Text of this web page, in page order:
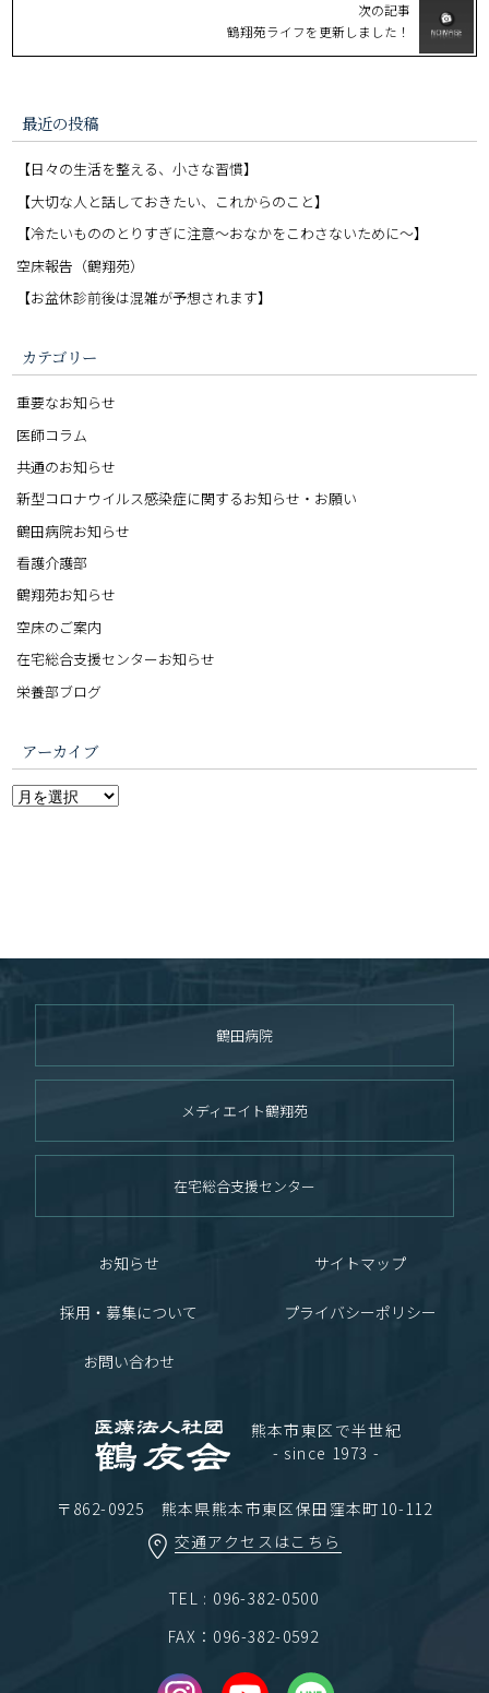
次の記事
鶴翔苑ライフを更新しました！
最近の投稿
【日々の生活を整える、小さな習慣】
【大切な人と話しておきたい、これからのこと】
【冷たいもののとりすぎに注意〜おなかをこわさないために〜】
空床報告（鶴翔苑）
【お盆休診前後は混雑が予想されます】
カテゴリー
重要なお知らせ
医師コラム
共通のお知らせ
新型コロナウイルス感染症に関するお知らせ・お願い
鶴田病院お知らせ
看護介護部
鶴翔苑お知らせ
空床のご案内
在宅総合支援センターお知らせ
栄養部ブログ
アーカイブ
熊本市東区で半世紀
- since 1973 -
〒862-0925 熊本県熊本市東区保田窪本町10-112
交通アクセスはこちら
TEL : 096-382-0500
FAX：096-382-0592
鶴田病院
メディエイト鶴翔苑
在宅総合支援センター
お知らせ サイトマップ
採用・募集について プライバシーポリシー
お問い合わせ